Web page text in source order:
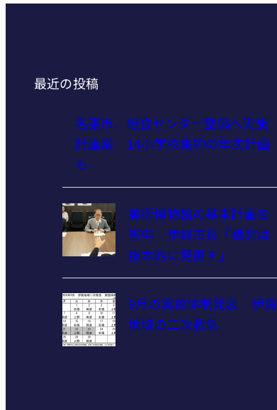
最近の投稿
名張市、給食センター整備へ実施
計画案 14小学校集約の年次計画
も
美術博物館の基本計画を
答申 伊賀市長「構想は
抜本的に見直す」
9月の実施体制発表 伊賀
地域の二次救急